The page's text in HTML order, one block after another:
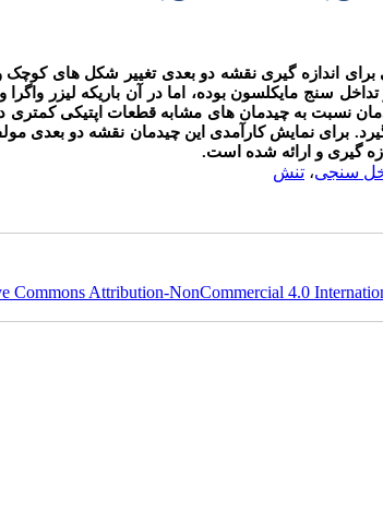
برای اندازه گیری نقشه دو بعدی تغییر شکل های
سنج مایکلسون بوده، اما در آن باریکه لیزر واگرا
نسبت به چیدمان های مشابه قطعات اپتیکی کمتری
برای نمایش کارآمدی این چیدمان نقشه دو بعدی
گیری و ارائه شده است.
سنجی، تنش
Commons Attribution-NonCommercial 4.0